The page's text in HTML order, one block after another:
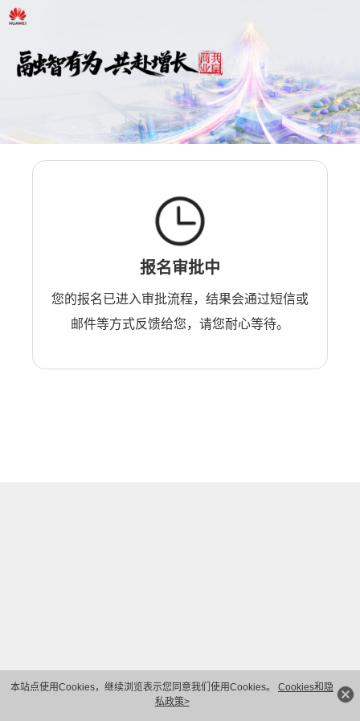
本站点使用Cookies，继续浏览表示您同意我们使用Cookies。 Cookies和隐
私政策>
报名审批中
您的报名已进入审批流程，结果会通过短信或
邮件等方式反馈给您，请您耐心等待。